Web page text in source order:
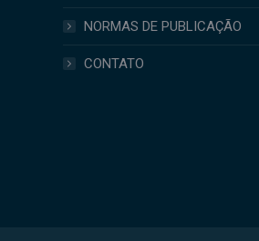
NORMAS DE PUBLICAÇÃO
CONTATO